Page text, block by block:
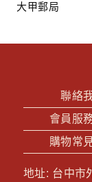
大甲郵局
聯絡
會員服
購物常
地址: 台中市